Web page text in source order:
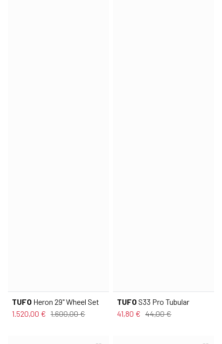
TUFO Heron 29" Wheel Set
1.520,00 € 1.600,00 €
TUFOS33 Pro Tubular
41,80 € 44,00 €